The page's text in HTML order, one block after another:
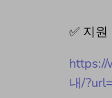
✅ 지
https://
내/